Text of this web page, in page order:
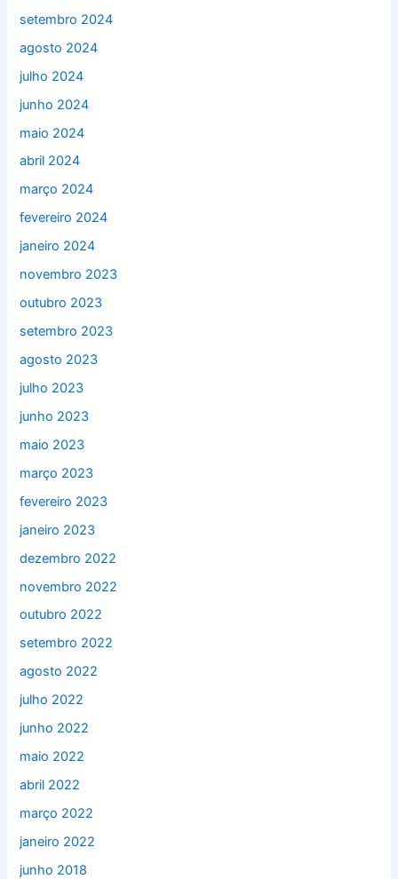
setembro 2024
agosto 2024
julho 2024
junho 2024
maio 2024
abril 2024
março 2024
fevereiro 2024
janeiro 2024
novembro 2023
outubro 2023
setembro 2023
agosto 2023
julho 2023
junho 2023
maio 2023
março 2023
fevereiro 2023
janeiro 2023
dezembro 2022
novembro 2022
outubro 2022
setembro 2022
agosto 2022
julho 2022
junho 2022
maio 2022
abril 2022
março 2022
janeiro 2022
junho 2018